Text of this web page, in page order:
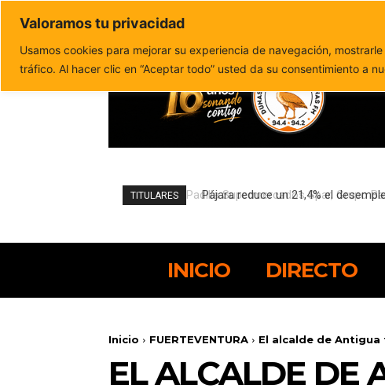
Valoramos tu privacidad
Usamos cookies para mejorar su experiencia de navegación,
tráfico. Al hacer clic en “Aceptar todo” usted da su consentimiento a
Política de privacidad
TITULARES Pájara reduce un 21,4% el
INICIO DIRECTO
Inicio FUERTEVENTURA El alcalde de
EL ALCALDE DE